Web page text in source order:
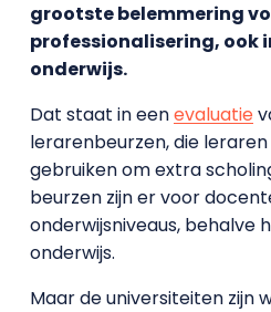
grootste belemmering
professionalisering, ook
onderwijs.
Dat staat in eenevaluatie
lerarenbeurzen, die
gebruiken om extra
beurzen zijn er voor
onderwijsniveaus, behalve
onderwijs.
Maar de universiteiten zijn